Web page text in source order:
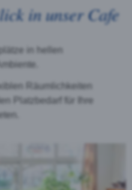
in unser Cafe
in hellen
Räumlichkeiten
Platzbedarf für Ihre